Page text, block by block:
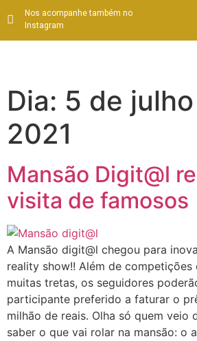
Nos acompanhe também no
Instagram
Dia: 5 de
2021
Mansão Digit@l
visita de famosos
A Mansão digit@l chegou para
reality show!! Além de competições
muitas tretas, os seguidores
participante preferido a faturar o
milhão de reais. Olha só quem veio
saber o que vai rolar na mansão: o